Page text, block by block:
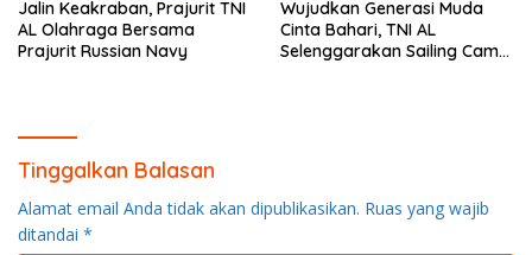
Jalin Keakraban, Prajurit TNI
AL Olahraga Bersama
Prajurit Russian Navy
Wujudkan Generasi Muda
Cinta Bahari, TNI AL
Selenggarakan Sailing Camp
Tinggalkan Balasan
Alamat email Anda tidak akan dipublikasikan. Ruas yang wajib
ditandai *